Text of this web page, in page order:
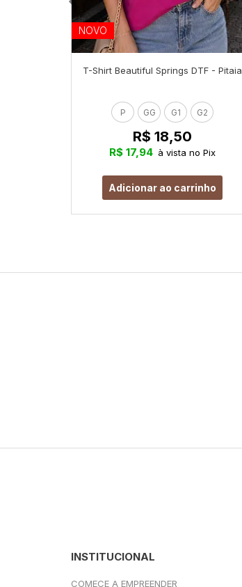
NOVO
T-Shirt Beautiful Springs DTF - Pitaia
P GG G1 G2
R$ 18,50
R$ 17,94 à vista no Pix
Adicionar ao carrinho
INSTITUCIONAL
COMECE A EMPREENDER